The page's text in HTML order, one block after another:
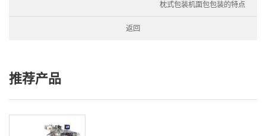
枕式包装机面包包装的特点
返回
推荐产品